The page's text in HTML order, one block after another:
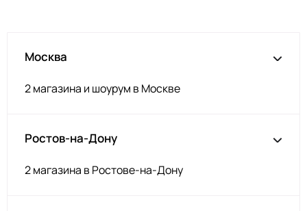
Москва
2 магазина и шоурум в Москве
Ростов-на-Дону
2 магазина в Ростове-на-Дону